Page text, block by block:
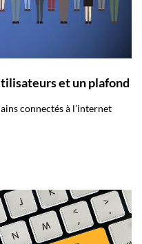
et un plafond
connectés à l’internet